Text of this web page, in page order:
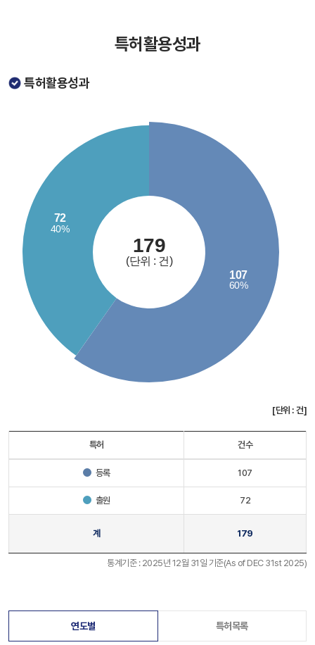
특허활용성과
특허활용성과
[단위 : 건]
특허 건수
등록 107
출원 72
계 179
통계기준 : 2025년 12월 31일 기준(As of DEC 31st 2025)
연도별 특허목록